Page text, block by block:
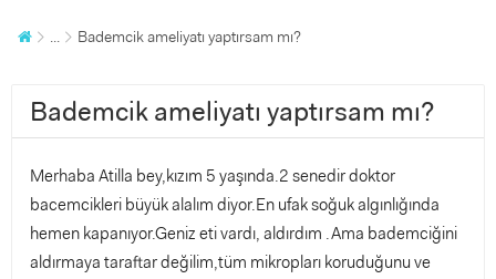
... Bademcik ameliyatı yaptırsam mı?
Bademcik ameliyatı yaptırsam mı?
Merhaba Atilla bey,kızım 5 yaşında.2 senedir doktor
bacemcikleri büyük alalım diyor.En ufak soğuk algınlığında
hemen kapanıyor.Geniz eti vardı, aldırdım .Ama bademciğini
aldırmaya taraftar değilim,tüm mikropları koruduğunu ve